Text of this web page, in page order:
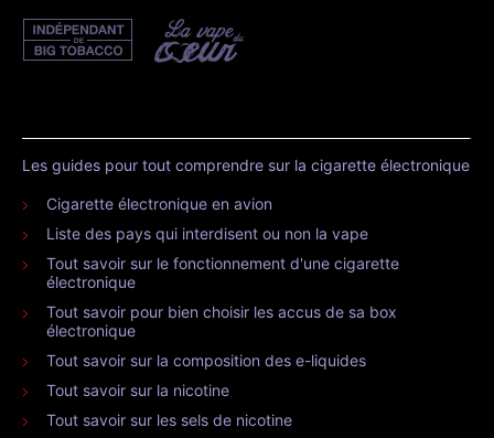
Les guides pour tout comprendre sur la cigarette électronique
Cigarette électronique en avion
Liste des pays qui interdisent ou non la vape
Tout savoir sur le fonctionnement d'une cigarette
électronique
Tout savoir pour bien choisir les accus de sa box
électronique
Tout savoir sur la composition des e-liquides
Tout savoir sur la nicotine
Tout savoir sur les sels de nicotine